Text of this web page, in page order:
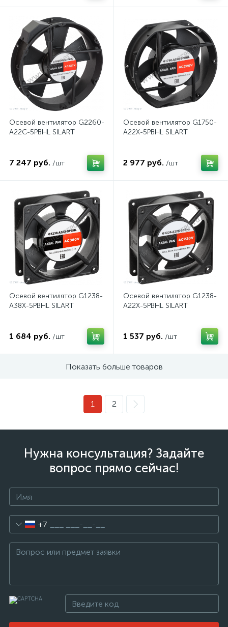
Осевой вентилятор G2260-
A22C-5PBHL SILART
7 247 руб. /шт
Осевой вентилятор G1750-
A22X-5PBHL SILART
2 977 руб. /шт
Осевой вентилятор G1238-
A38X-5PBHL SILART
1 684 руб. /шт
Осевой вентилятор G1238-
A22X-5PBHL SILART
1 537 руб. /шт
Показать больше товаров
1 2
Нужна консультация? Задайте
вопрос прямо сейчас!
+7